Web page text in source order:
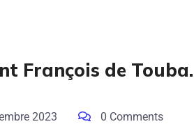
François de Touba.
2023 0 Comments